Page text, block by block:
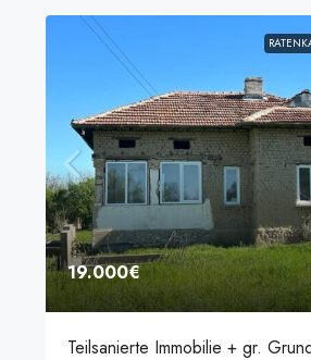
19.000€
Teilsanierte Immobilie + gr.